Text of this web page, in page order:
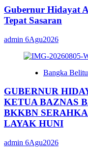
Gubernur Hidayat
Tepat Sasaran
admin 6Agu2026
Bangka
GUBERNUR
KETUA BAZNAS
BKKBN
LAYAK HUNI
admin 6Agu2026